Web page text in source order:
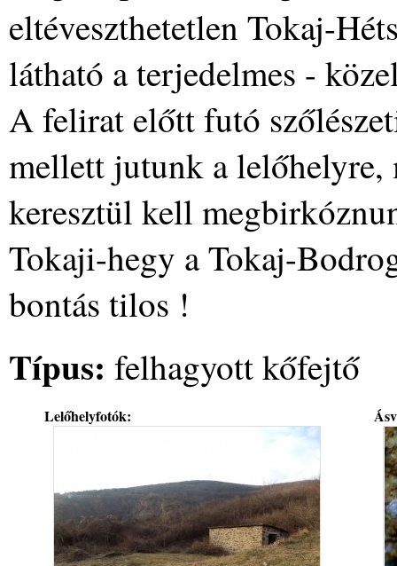
eltéveszthetetlen Tokaj-
látható a terjedelmes -
A felirat előtt futó
mellett jutunk a lelőhelyre,
keresztül kell
Tokaji-hegy a Tokaj-
bontás tilos !
Típus: felhagyott kőfejtő
Lelőhelyfotók: